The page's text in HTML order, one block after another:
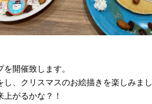
開催致します。
、クリスマスのお絵描きを楽しみまし
がるかな？！